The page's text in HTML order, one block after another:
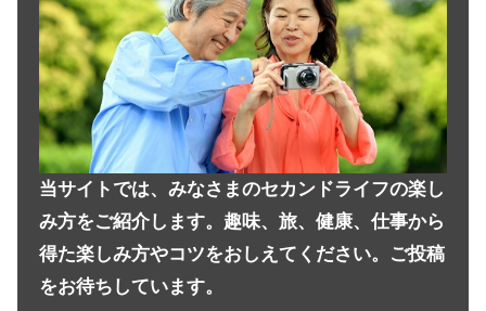
当サイトでは、みなさまのセカンドライフの楽し
み方をご紹介します。趣味、旅、健康、仕事から
得た楽しみ方やコツをおしえてください。ご投稿
をお待ちしています。